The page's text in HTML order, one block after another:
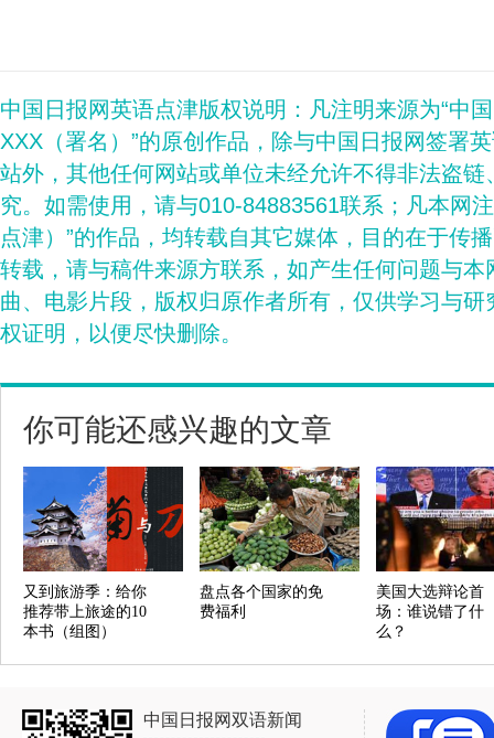
中国日报网英语点津版权说明：凡注明来源为“中
XXX（署名）”的原创作品，除与中国日报网签署
站外，其他任何网站或单位未经允许不得非法盗
究。如需使用，请与010-84883561联系；凡本网
点津）”的作品，均转载自其它媒体，目的在于传
转载，请与稿件来源方联系，如产生任何问题与
曲、电影片段，版权归原作者所有，仅供学习与
权证明，以便尽快删除。
你可能还感兴趣的文章
又到旅游季：给你
推荐带上旅途的10
本书（组图）
盘点各个国家的免
费福利
美国大选辩论首
场：谁说错了什
么？
中国日报网双语新闻